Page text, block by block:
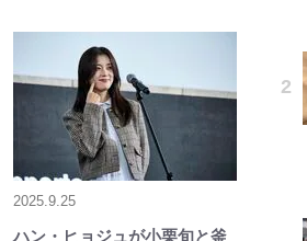
2025.9.25
ハン・ヒョジュが小栗旬と釜